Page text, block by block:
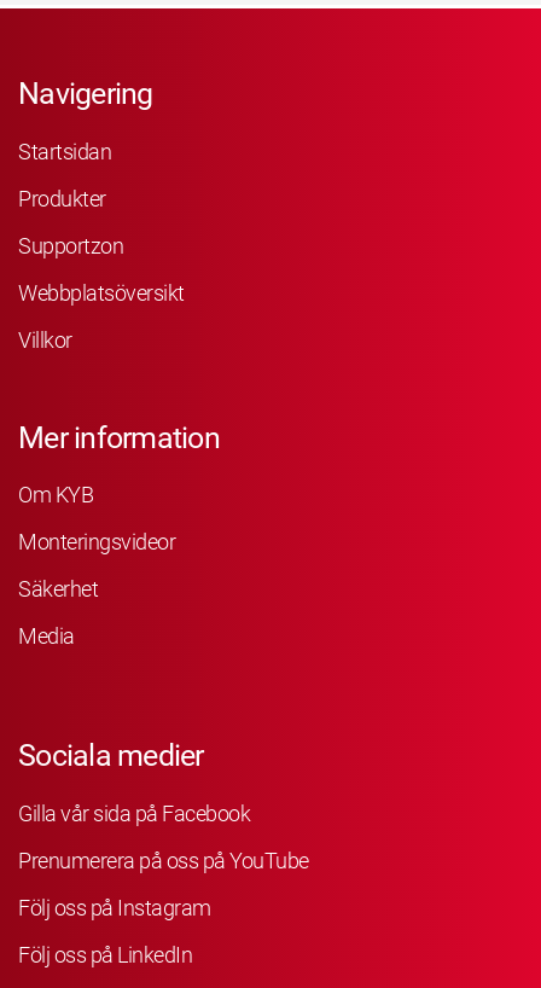
Navigering
Startsidan
Produkter
Supportzon
Webbplatsöversikt
Villkor
Mer information
Om KYB
Monteringsvideor
Säkerhet
Media
Sociala medier
Gilla vår sida på Facebook
Prenumerera på oss på YouTube
Följ oss på Instagram
Följ oss på LinkedIn